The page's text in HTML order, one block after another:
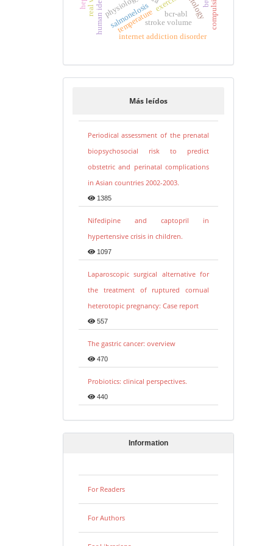
temperature bcr-abl
internet addiction disorder
stroke volume
salmonelosis
Más leídos
Periodical assessment of the prenatal
biopsychosocial risk to predict
obstetric and perinatal complications
in Asian countries 2002-2003.
1385
Nifedipine and captopril in
hypertensive crisis in children.
1097
Laparoscopic surgical alternative for
the treatment of ruptured cornual
heterotopic pregnancy: Case report
557
The gastric cancer: overview
470
Probiotics: clinical perspectives.
440
Information
For Readers
For Authors